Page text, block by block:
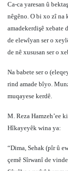
Ca-ca yaresan û
nêgêno. O bi xo zî na
amadekerdişê xebate
de elewîyan ser o
de nê xususan ser o
Na babete ser o
rind amade bîyo.
muqayese kerdê.
M. Reza Hamzeh’ee
Hîkayeyêk wina ya:
“Dima, Sehak (pîr û
çemê Sîrwanî de